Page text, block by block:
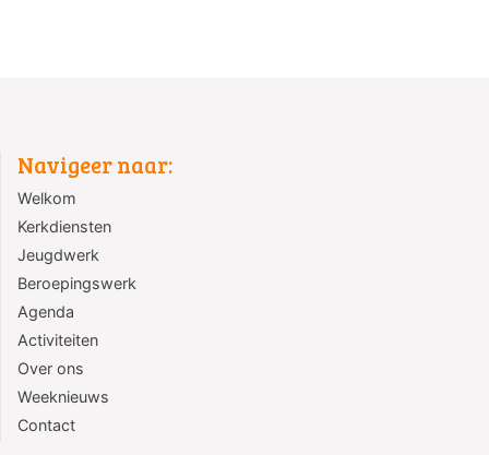
Navigeer naar:
Welkom
Kerkdiensten
Jeugdwerk
Beroepingswerk
Agenda
Activiteiten
Over ons
Weeknieuws
Contact